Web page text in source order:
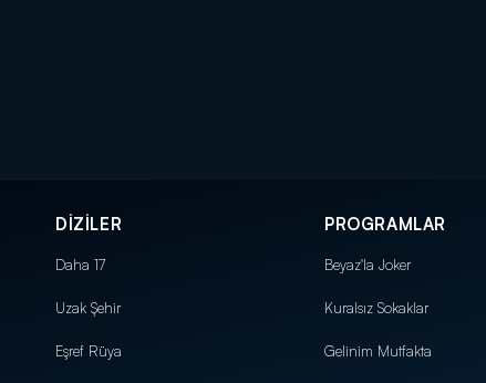
DİZİLER
Daha 17
Uzak Şehir
Eşref Rüya
PROGRAMLAR
Beyaz'la Joker
Kuralsız Sokaklar
Gelinim Mutfakta